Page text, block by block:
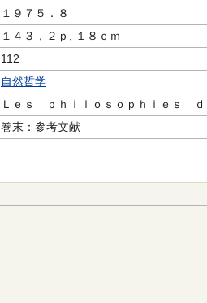
１９７５．８
１４３，２ｐ, １８ｃｍ
112
自然哲学
Ｌｅｓ ｐｈｉｌｏｓｏｐｈｉｅｓ
巻末：参考文献